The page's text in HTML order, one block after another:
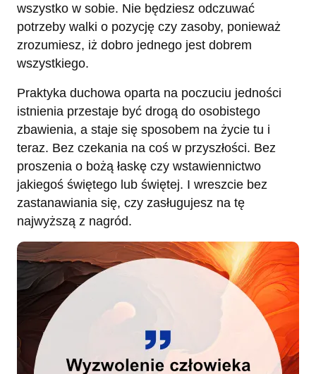
wszystko w sobie. Nie będziesz odczuwać
potrzeby walki o pozycję czy zasoby, ponieważ
zrozumiesz, iż dobro jednego jest dobrem
wszystkiego.
Praktyka duchowa oparta na poczuciu jedności
istnienia przestaje być drogą do osobistego
zbawienia, a staje się sposobem na życie tu i
teraz. Bez czekania na coś w przyszłości. Bez
proszenia o bożą łaskę czy wstawiennictwo
jakiegoś świętego lub świętej. I wreszcie bez
zastanawiania się, czy zasługujesz na tę
najwyższą z nagród.